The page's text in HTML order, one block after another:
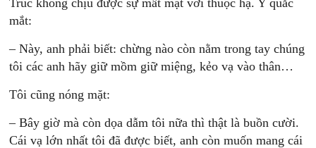
Trúc không chịu được sự mất mặt với thuộc hạ. Y quắc
mắt:
– Này, anh phải biết: chừng nào còn nằm trong tay chúng
tôi các anh hãy giữ mồm giữ miệng, kẻo vạ vào thân…
Tôi cũng nóng mặt:
– Bây giờ mà còn dọa dẫm tôi nữa thì thật là buồn cười.
Cái vạ lớn nhất tôi đã được biết, anh còn muốn mang cái